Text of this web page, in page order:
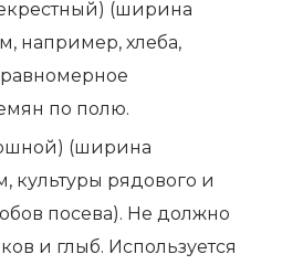
(ширина
например, хлеба,
по полю.
(ширина
культуры рядового и
посева). Не должно
и глыб. Используется